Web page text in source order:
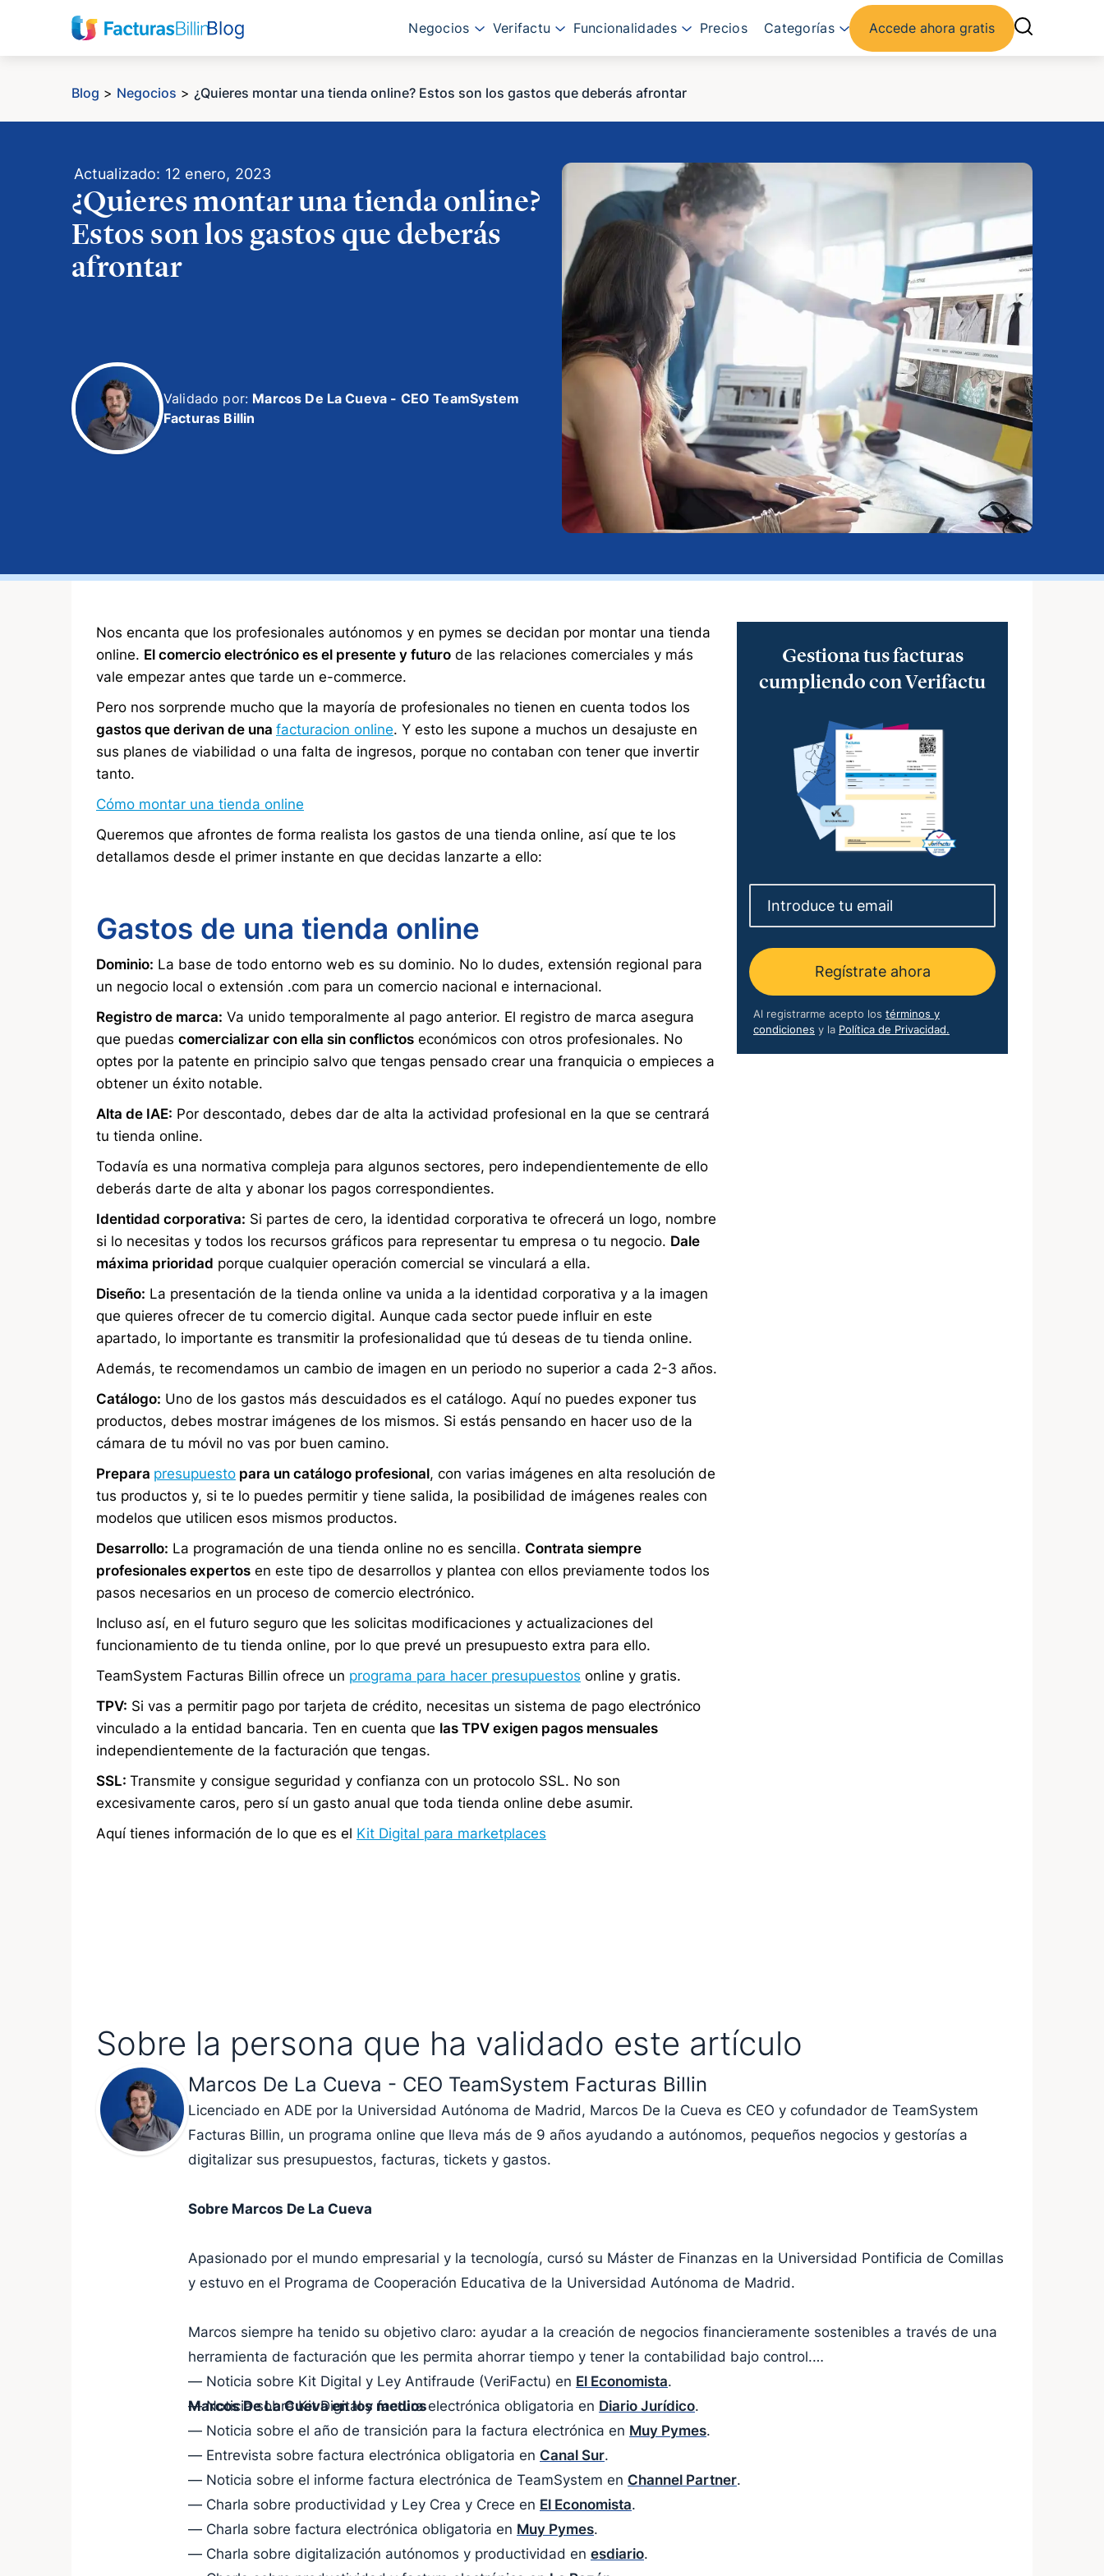
Negocios Verifactu Funcionalidades Precios Categorías Accede ahora gratis
Blog > Negocios > ¿Quieres montar una tienda online? Estos son los gastos que deberás afrontar
Actualizado: 12 enero, 2023
¿Quieres montar una tienda online?
Estos son los gastos que deberás
afrontar
Validado por: Marcos De La Cueva - CEO TeamSystem
Facturas Billin
Nos encanta que los profesionales autónomos y en pymes se decidan por montar una tienda
online. El comercio electrónico es el presente y futuro de las relaciones comerciales y más
vale empezar antes que tarde un e-commerce.
Pero nos sorprende mucho que la mayoría de profesionales no tienen en cuenta todos los
gastos que derivan de una facturacion online. Y esto les supone a muchos un desajuste en
sus planes de viabilidad o una falta de ingresos, porque no contaban con tener que invertir
tanto.
Cómo montar una tienda online
Queremos que afrontes de forma realista los gastos de una tienda online, así que te los
detallamos desde el primer instante en que decidas lanzarte a ello:
Gastos de una tienda online
Dominio: La base de todo entorno web es su dominio. No lo dudes, extensión regional para
un negocio local o extensión .com para un comercio nacional e internacional.
Registro de marca: Va unido temporalmente al pago anterior. El registro de marca asegura
que puedas comercializar con ella sin conflictos económicos con otros profesionales. No
optes por la patente en principio salvo que tengas pensado crear una franquicia o empieces a
obtener un éxito notable.
Alta de IAE: Por descontado, debes dar de alta la actividad profesional en la que se centrará
tu tienda online.
Todavía es una normativa compleja para algunos sectores, pero independientemente de ello
deberás darte de alta y abonar los pagos correspondientes.
Identidad corporativa: Si partes de cero, la identidad corporativa te ofrecerá un logo, nombre
si lo necesitas y todos los recursos gráficos para representar tu empresa o tu negocio. Dale
máxima prioridad porque cualquier operación comercial se vinculará a ella.
Diseño: La presentación de la tienda online va unida a la identidad corporativa y a la imagen
que quieres ofrecer de tu comercio digital. Aunque cada sector puede influir en este
apartado, lo importante es transmitir la profesionalidad que tú deseas de tu tienda online.
Además, te recomendamos un cambio de imagen en un periodo no superior a cada 2-3 años.
Catálogo: Uno de los gastos más descuidados es el catálogo. Aquí no puedes exponer tus
productos, debes mostrar imágenes de los mismos. Si estás pensando en hacer uso de la
cámara de tu móvil no vas por buen camino.
Prepara presupuesto para un catálogo profesional, con varias imágenes en alta resolución de
tus productos y, si te lo puedes permitir y tiene salida, la posibilidad de imágenes reales con
modelos que utilicen esos mismos productos.
Desarrollo: La programación de una tienda online no es sencilla. Contrata siempre
profesionales expertos en este tipo de desarrollos y plantea con ellos previamente todos los
pasos necesarios en un proceso de comercio electrónico.
Incluso así, en el futuro seguro que les solicitas modificaciones y actualizaciones del
funcionamiento de tu tienda online, por lo que prevé un presupuesto extra para ello.
TeamSystem Facturas Billin ofrece un programa para hacer presupuestos online y gratis.
TPV: Si vas a permitir pago por tarjeta de crédito, necesitas un sistema de pago electrónico
vinculado a la entidad bancaria. Ten en cuenta que las TPV exigen pagos mensuales
independientemente de la facturación que tengas.
SSL: Transmite y consigue seguridad y confianza con un protocolo SSL. No son
excesivamente caros, pero sí un gasto anual que toda tienda online debe asumir.
Aquí tienes información de lo que es el Kit Digital para marketplaces
Gestiona tus facturas
cumpliendo con Verifactu
Regístrate ahora
Al registrarme acepto los términos y
condiciones y la Política de Privacidad.
Sobre la persona que ha validado este artículo
Marcos De La Cueva - CEO TeamSystem Facturas Billin
Licenciado en ADE por la Universidad Autónoma de Madrid, Marcos De la Cueva es CEO y cofundador de TeamSystem
Facturas Billin, un programa online que lleva más de 9 años ayudando a autónomos, pequeños negocios y gestorías a
digitalizar sus presupuestos, facturas, tickets y gastos.
Sobre Marcos De La Cueva
Apasionado por el mundo empresarial y la tecnología, cursó su Máster de Finanzas en la Universidad Pontificia de Comillas
y estuvo en el Programa de Cooperación Educativa de la Universidad Autónoma de Madrid.
Marcos siempre ha tenido su objetivo claro: ayudar a la creación de negocios financieramente sostenibles a través de una
herramienta de facturación que les permita ahorrar tiempo y tener la contabilidad bajo control.
Marcos De La Cueva en los medios
— Noticia sobre Kit Digital y Ley Antifraude (VeriFactu) en El Economista.
— Noticia sobre Kit Digital y factura electrónica obligatoria en Diario Jurídico.
— Noticia sobre el año de transición para la factura electrónica en Muy Pymes.
— Entrevista sobre factura electrónica obligatoria en Canal Sur.
— Noticia sobre el informe factura electrónica de TeamSystem en Channel Partner.
— Charla sobre productividad y Ley Crea y Crece en El Economista.
— Charla sobre factura electrónica obligatoria en Muy Pymes.
— Charla sobre digitalización autónomos y productividad en esdiario.